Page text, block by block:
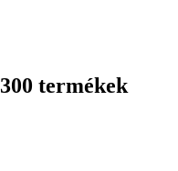
300 termékek